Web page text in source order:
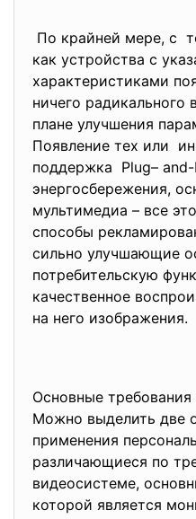
По крайней мере, с
как устройства с
характеристиками
ничего радикального
плане улучшения
Появление тех или
поддержка Plug–
энергосбережения,
мультимедиа – все
способы
сильно улучшающие
потребительскую
качественное
на него изображения.
Основные
Можно выделить две
применения
различающиеся по
видеосистеме,
которой является